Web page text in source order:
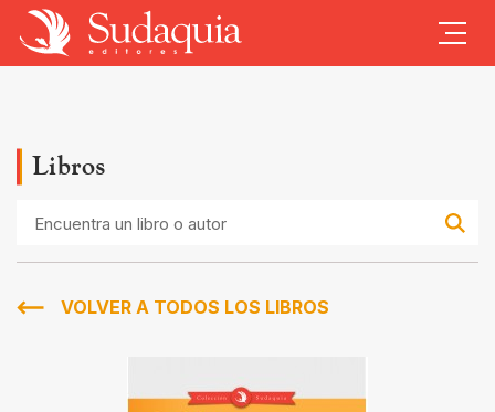
Libros
libro
autor
VOLVER A TODOS LOS LIBROS